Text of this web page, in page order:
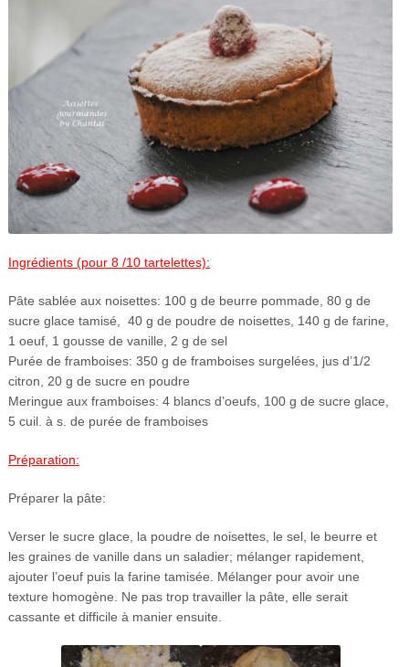
Ingrédients (pour 8 /10 tartelettes):
Pâte sablée aux noisettes: 100 g de beurre pommade, 80 g de
sucre glace tamisé, 40 g de poudre de noisettes, 140 g de farine,
1 oeuf, 1 gousse de vanille, 2 g de sel
Purée de framboises: 350 g de framboises surgelées, jus d’1/2
citron, 20 g de sucre en poudre
Meringue aux framboises: 4 blancs d’oeufs, 100 g de sucre glace,
5 cuil. à s. de purée de framboises
Préparation:
Préparer la pâte:
Verser le sucre glace, la poudre de noisettes, le sel, le beurre et
les graines de vanille dans un saladier; mélanger rapidement,
ajouter l’oeuf puis la farine tamisée. Mélanger pour avoir une
texture homogène. Ne pas trop travailler la pâte, elle serait
cassante et difficile à manier ensuite.